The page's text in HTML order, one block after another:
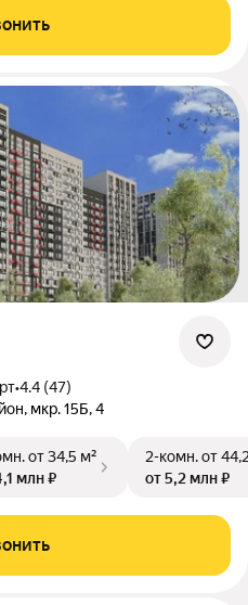
•4.4 (47)
мкр. 15Б, 4
от 34,5 м²
млн ₽
2-комн.от
от 5,2 млн ₽